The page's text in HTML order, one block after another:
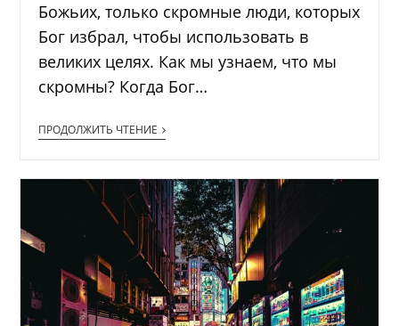
Божьих, только скромные люди, которых
Бог избрал, чтобы использовать в
великих целях. Как мы узнаем, что мы
скромны? Когда Бог…
ПРОДОЛЖИТЬ ЧТЕНИЕ